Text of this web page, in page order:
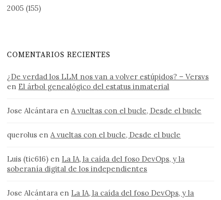
2005 (155)
COMENTARIOS RECIENTES
¿De verdad los LLM nos van a volver estúpidos? – Versvs
en El árbol genealógico del estatus inmaterial
Jose Alcántara en A vueltas con el bucle, Desde el bucle
querolus en A vueltas con el bucle, Desde el bucle
Luis (tic616) en La IA, la caída del foso DevOps, y la
soberanía digital de los independientes
Jose Alcántara en La IA, la caída del foso DevOps, y la